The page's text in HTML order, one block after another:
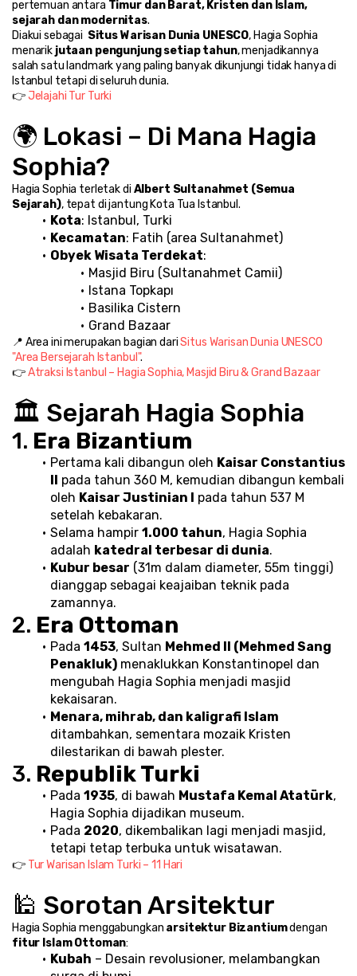
pertemuan antara Timur dan Barat, Kristen dan Islam,
sejarah dan modernitas.
Diakui sebagai Situs Warisan Dunia UNESCO, Hagia Sophia
menarik jutaan pengunjung setiap tahun, menjadikannya
salah satu landmark yang paling banyak dikunjungi tidak hanya di
Istanbul tetapi di seluruh dunia.
👉 Jelajahi Tur Turki
🌍 Lokasi – Di Mana Hagia
Sophia?
Hagia Sophia terletak di Albert Sultanahmet (Semua
Sejarah), tepat di jantung Kota Tua Istanbul.
Kota: Istanbul, Turki
Kecamatan: Fatih (area Sultanahmet)
Obyek Wisata Terdekat:
Masjid Biru (Sultanahmet Camii)
Istana Topkapı
Basilika Cistern
Grand Bazaar
📍 Area ini merupakan bagian dari Situs Warisan Dunia UNESCO
"Area Bersejarah Istanbul".
👉 Atraksi Istanbul – Hagia Sophia, Masjid Biru & Grand Bazaar
🏛️ Sejarah Hagia Sophia
1. Era Bizantium
Pertama kali dibangun oleh Kaisar Constantius
II pada tahun 360 M, kemudian dibangun kembali
oleh Kaisar Justinian I pada tahun 537 M
setelah kebakaran.
Selama hampir 1.000 tahun, Hagia Sophia
adalah katedral terbesar di dunia.
Kubur besar (31m dalam diameter, 55m tinggi)
dianggap sebagai keajaiban teknik pada
zamannya.
2. Era Ottoman
Pada 1453, Sultan Mehmed II (Mehmed Sang
Penakluk) menaklukkan Konstantinopel dan
mengubah Hagia Sophia menjadi masjid
kekaisaran.
Menara, mihrab, dan kaligrafi Islam
ditambahkan, sementara mozaik Kristen
dilestarikan di bawah plester.
3. Republik Turki
Pada 1935, di bawah Mustafa Kemal Atatürk,
Hagia Sophia dijadikan museum.
Pada 2020, dikembalikan lagi menjadi masjid,
tetapi tetap terbuka untuk wisatawan.
👉 Tur Warisan Islam Turki – 11 Hari
🕌 Sorotan Arsitektur
Hagia Sophia menggabungkan arsitektur Bizantium
fitur Islam Ottoman:
Kubah – Desain revolusioner, melambangkan